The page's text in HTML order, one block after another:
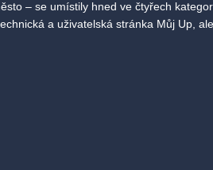
– se umístily hned ve čtyřech
a uživatelská stránka Můj Up,